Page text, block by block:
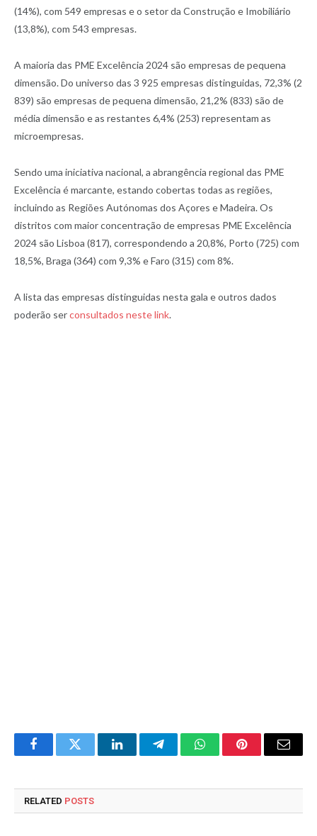
(14%), com 549 empresas e o setor da Construção e Imobiliário
(13,8%), com 543 empresas.
A maioria das PME Excelência 2024 são empresas de pequena
dimensão. Do universo das 3 925 empresas distinguidas, 72,3% (2
839) são empresas de pequena dimensão, 21,2% (833) são de
média dimensão e as restantes 6,4% (253) representam as
microempresas.
Sendo uma iniciativa nacional, a abrangência regional das PME
Excelência é marcante, estando cobertas todas as regiões,
incluindo as Regiões Autónomas dos Açores e Madeira. Os
distritos com maior concentração de empresas PME Excelência
2024 são Lisboa (817), correspondendo a 20,8%, Porto (725) com
18,5%, Braga (364) com 9,3% e Faro (315) com 8%.
A lista das empresas distinguidas nesta gala e outros dados
poderão serconsultados neste link.
FacebookTwitter LinkedInTelegramWhatsAppPinterestEmail
RELATED POSTS